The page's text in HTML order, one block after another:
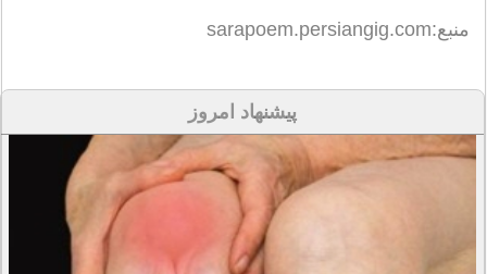
منبع:sarapoem.persiangig.com
پیشنهاد امروز